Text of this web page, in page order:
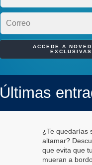
ACCEDE A
EXCLUSIVAS
Últimas
¿Te quedarías
altamar?
que evita que
mueran a